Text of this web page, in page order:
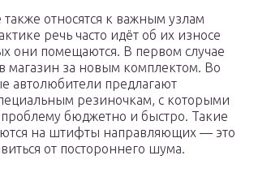
относятся к важным узлам
речь часто идёт об их износе
они помещаются. В первом случае
магазин за новым комплектом. Во
автолюбители предлагают
резиночкам, с которыми
бюджетно и быстро. Такие
на штифты направляющих — это
от постороннего шума.